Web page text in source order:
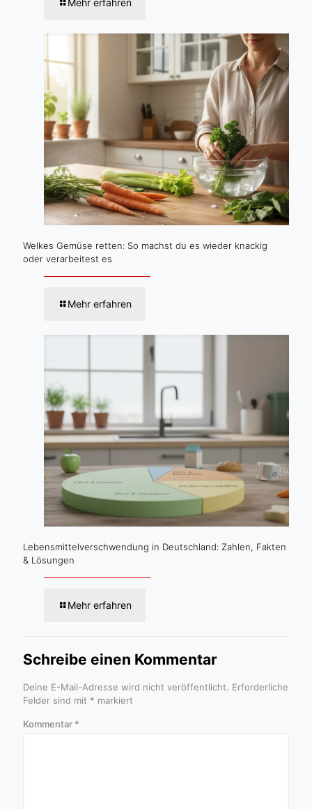
Mehr erfahren
Welkes Gemüse retten: So machst du es wieder knackig
oder verarbeitest es
Mehr erfahren
Lebensmittelverschwendung in Deutschland: Zahlen, Fakten
& Lösungen
Mehr erfahren
Schreibe einen Kommentar
Deine E-Mail-Adresse wird nicht veröffentlicht. Erforderliche
Felder sind mit * markiert
Kommentar *